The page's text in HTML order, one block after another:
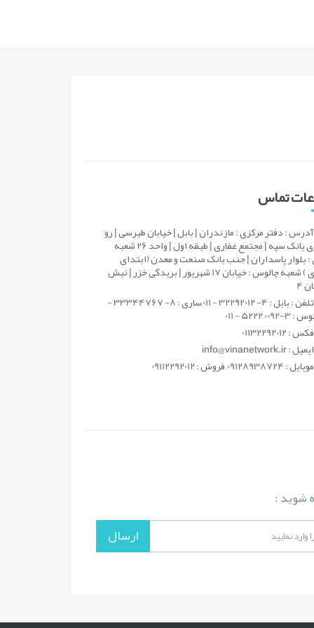
تماس
آدرس : دفتر مرکزی : مازندران | بابل | خیابان طبرسی | رو
به روی بانک سپه | مجتمع غفاری | طبقه اول | واحد 26 شعبه
بلوار پاسداران | جنب بانک صنعت و معدن (ابتدای
مطهری ) شعبه چالوس : خیابان 17 شهریور | بریدگی خزر | نبش
4
تلفن : بابل : 4- 32292012 - 011,ساری : 8- 33344767 -
فکس : 01132292012
ايميل : info@vinanetwork.ir
موبايل : 09128938724, فروش : 09112292012
شوید :
ارسال